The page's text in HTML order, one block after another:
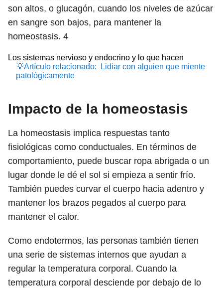
son altos, o glucagón, cuando los niveles de azúcar
en sangre son bajos, para mantener la
homeostasis. 4
Los sistemas nervioso y endocrino y lo que hacen
💡Artículo relacionado:
Lidiar con alguien que miente
patológicamente
Impacto de la homeostasis
La homeostasis implica respuestas tanto
fisiológicas como conductuales. En términos de
comportamiento, puede buscar ropa abrigada o un
lugar donde le dé el sol si empieza a sentir frío.
También puedes curvar el cuerpo hacia adentro y
mantener los brazos pegados al cuerpo para
mantener el calor.
Como endotermos, las personas también tienen
una serie de sistemas internos que ayudan a
regular la temperatura corporal. Cuando la
temperatura corporal desciende por debajo de lo